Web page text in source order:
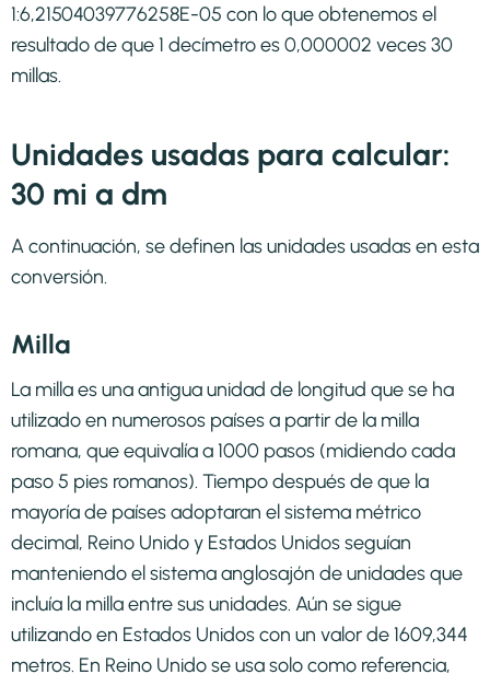
1:6,21504039776258E-05 con lo que obtenemos el
resultado de que 1 decímetro es 0,000002 veces 30
millas.
Unidades usadas para calcular:
30 mi a dm
A continuación, se definen las unidades usadas en esta
conversión.
Milla
La milla es una antigua unidad de longitud que se ha
utilizado en numerosos países a partir de la milla
romana, que equivalía a 1000 pasos (midiendo cada
paso 5 pies romanos). Tiempo después de que la
mayoría de países adoptaran el sistema métrico
decimal, Reino Unido y Estados Unidos seguían
manteniendo el sistema anglosajón de unidades que
incluía la milla entre sus unidades. Aún se sigue
utilizando en Estados Unidos con un valor de 1609,344
metros. En Reino Unido se usa solo como referencia,